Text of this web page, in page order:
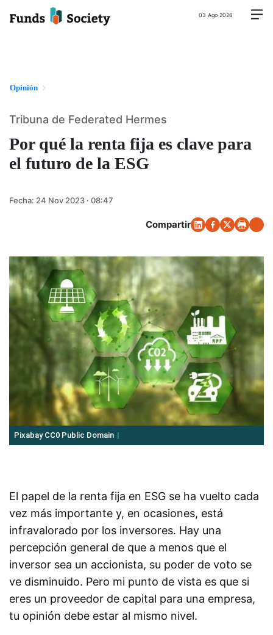
03 Ago 2026
Opinión
Por qué la renta fija es clave para
el futuro de la ESG
Tribuna de Federated Hermes
Fecha: 24 Nov 2023 · 08:47
Compartir
Pixabay CC0 Public Domain
El papel de la renta fija en ESG se ha vuelto cada
vez más importante y, en ocasiones, está
infravalorado por los inversores. Hay una
percepción general de que a menos que el
inversor sea un accionista, su poder de voto se
ve disminuido. Pero mi punto de vista es que si
eres un proveedor de capital para una empresa,
tu opinión debe estar al mismo nivel.